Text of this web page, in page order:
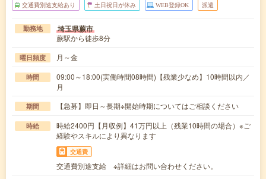
交通費別途支給あり 土日祝日が休み WEB登録OK 派遣
勤務地 埼玉県蕨市
蕨駅から徒歩8分
曜日頻度 月～金
時間
09:00～18:00(実働時間08時間)【残業少なめ】10時間以内／
月
期間 【急募】即日～長期※開始時期についてはご相談ください
時給
時給2400円【月収例】41万円以上（残業10時間の場合）※ご
経験やスキルにより異なります
交通費
交通費別途支給 ※詳細はお問い合わせください。